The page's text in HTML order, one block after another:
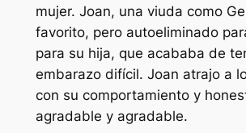
mujer. Joan, una viuda como
favorito, pero autoeliminado
para su hija, que acababa de
embarazo difícil. Joan atrajo a
con su comportamiento y
agradable y agradable.